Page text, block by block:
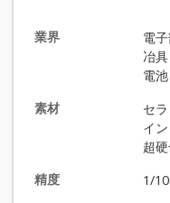
業界
電
冶具
電池
素材
セ
イ
超
精度
1/